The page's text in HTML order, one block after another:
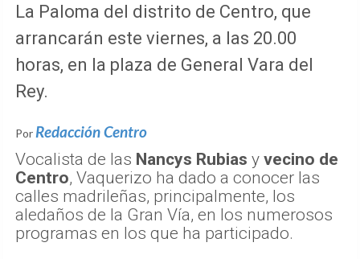
La Paloma del distrito de Centro, que
arrancarán este viernes, a las 20.00
horas, en la plaza de General Vara del
Rey.
Por Redacción Centro
Vocalista de las Nancys Rubias y vecino de
Centro, Vaquerizo ha dado a conocer las
calles madrileñas, principalmente, los
aledaños de la Gran Vía, en los numerosos
programas en los que ha participado.